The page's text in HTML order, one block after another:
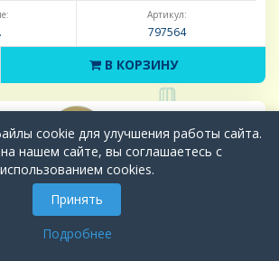
Артикул:
797564
В КОРЗИНУ
cookie для улучшения работы сайта.
нашем сайте, вы соглашаетесь с
использованием cookies.
Принять
Подробнее